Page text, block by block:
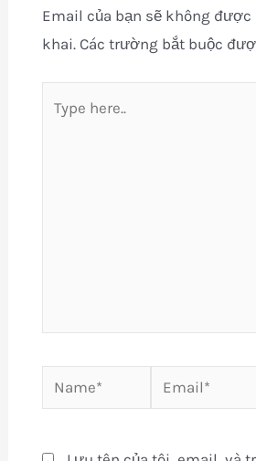
Email của bạn sẽ không
khai. Các trường bắt buộc
here..
Name* Email*